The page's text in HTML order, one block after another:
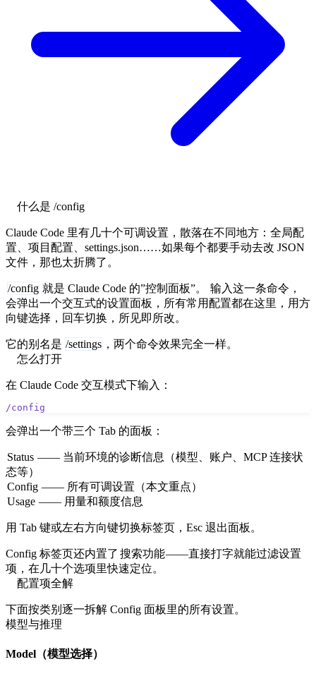
什么是 /config
Claude Code 里有几十个可调设置，散落在不同地方：全局配
置、项目配置、settings.json……如果每个都要手动去改 JSON
文件，那也太折腾了。
/config 就是 Claude Code 的”控制面板”。
输入这一条命令，
会弹出一个交互式的设置面板，所有常用配置都在这里，用方
向键选择，回车切换，所见即所改。
它的别名是 /settings ，两个命令效果完全一样。
怎么打开
在 Claude Code 交互模式下输入：
/config
会弹出一个带三个 Tab 的面板：
Status —— 当前环境的诊断信息（模型、账户、MCP 连接状
态等）
Config —— 所有可调设置（本文重点）
Usage —— 用量和额度信息
用 Tab 键或左右方向键切换标签页，Esc 退出面板。
Config 标签页还内置了 搜索功能——直接打字就能过滤设置
项，在几十个选项里快速定位。
配置项全解
下面按类别逐一拆解 Config 面板里的所有设置。
模型与推理
Model（模型选择）